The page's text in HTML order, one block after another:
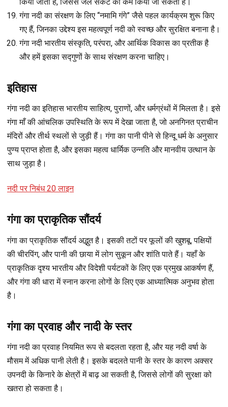
गंगा नदी का संरक्षण के लिए “नमामि गंगे” जैसे पहल कार्यक्रम शुरू किए
गए हैं, जिनका उद्देश्य इस महत्वपूर्ण नदी को स्वच्छ और सुरक्षित बनाना है।
गंगा नदी भारतीय संस्कृति, परंपरा, और आर्थिक विकास का प्रतीक है
और हमें इसका सद्गुणों के साथ संरक्षण करना चाहिए।
इतिहास
गंगा नदी का इतिहास भारतीय साहित्य, पुराणों, और धर्मग्रंथों में मिलता है। इसे
गंगा माँ की आंचलिक उपस्थिति के रूप में देखा जाता है, जो अनगिनत प्राचीन
मंदिरों और तीर्थ स्थलों से जुड़ी हैं। गंगा का पानी पीने से हिन्दू धर्म के अनुसार
पुण्य प्राप्त होता है, और इसका महत्व धार्मिक उन्नति और मानवीय उत्थान के
साथ जुड़ा है।
नदी पर निबंध 20 लाइन
गंगा का प्राकृतिक सौंदर्य
गंगा का प्राकृतिक सौंदर्य अद्भुत है। इसकी तटों पर फूलों की खुशबू, पक्षियों
की चीरपिंग, और पानी की छाया में लोग सुकून और शांति पाते हैं। यहाँ के
प्राकृतिक दृश्य भारतीय और विदेशी पर्यटकों के लिए एक प्रमुख आकर्षण हैं,
और गंगा की धारा में स्नान करना लोगों के लिए एक आध्यात्मिक अनुभव होता
है।
गंगा का प्रवाह और नादी के स्तर
गंगा नदी का प्रवाह नियमित रूप से बदलता रहता है, और यह नदी वर्षा के
मौसम में अधिक पानी लेती है। इसके बदलते पानी के स्तर के कारण अक्सर
उपनदी के किनारे के क्षेत्रों में बाढ़ आ सकती है, जिससे लोगों की सुरक्षा को
खतरा हो सकता है।